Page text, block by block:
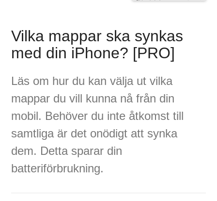
Vilka mappar ska synkas
med din iPhone? [PRO]
Läs om hur du kan välja ut vilka
mappar du vill kunna nå från din
mobil. Behöver du inte åtkomst till
samtliga är det onödigt att synka
dem. Detta sparar din
batteriförbrukning.